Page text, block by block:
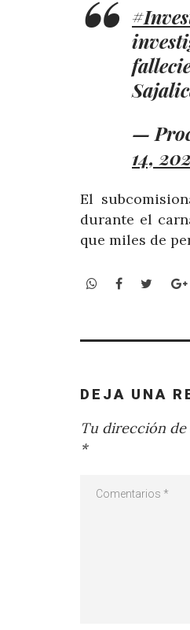
—
14,
El
durante el
que miles de
WhatsApp
Facebook
Twitter
DEJA UNA
Tu dirección
*